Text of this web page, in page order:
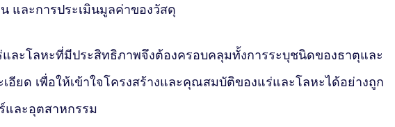
และการประเมินมูลค่าของวัสดุ
ละโลหะที่มีประสิทธิภาพจึงต้องครอบคลุมทั้งการระบุชนิดของธาตุและ
อียด เพื่อให้เข้าใจโครงสร้างและคุณสมบัติของแร่และโลหะได้อย่างถูก
และอุตสาหกรรม